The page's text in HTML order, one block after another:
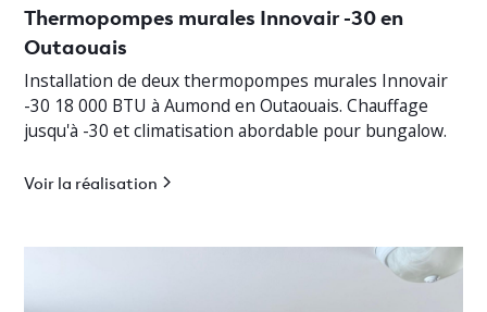
Thermopompes murales Innovair -30 en
Outaouais
Installation de deux thermopompes murales Innovair
-30 18 000 BTU à Aumond en Outaouais. Chauffage
jusqu'à -30 et climatisation abordable pour bungalow.
Voir la réalisation